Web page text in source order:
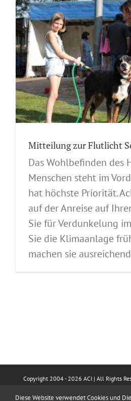
Mitteilung zur Flutlicht
Das Wohlbefinden des
Menschen steht im
hat höchste Priorität.
auf der Anreise auf
Sie für Verdunkelung
Sie die Klimaanlage
machen sie
Copyright 2004 - 2026 ACI | All Rights
Diese Website verwendet Cookies und